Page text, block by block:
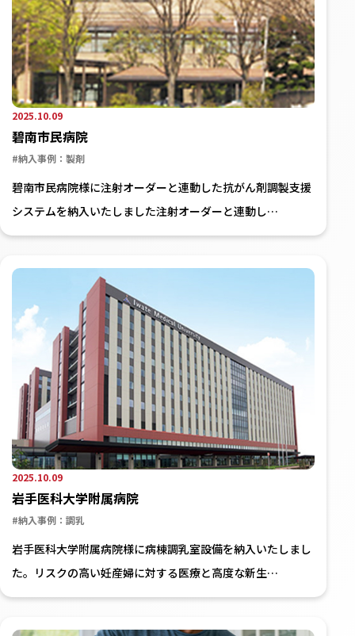
2025.10.09
碧南市民病院
#納入事例：製剤
碧南市民病院様に注射オーダーと連動した抗がん剤調製支援
システムを納入いたしました注射オーダーと連動し…
2025.10.09
岩手医科大学附属病院
#納入事例：調乳
岩手医科大学附属病院様に病棟調乳室設備を納入いたしまし
た。リスクの高い妊産婦に対する医療と高度な新生…